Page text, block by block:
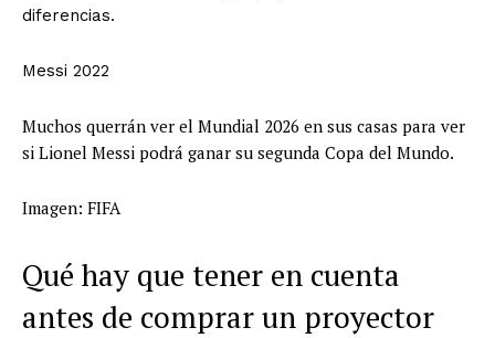
diferencias.
Messi 2022
Muchos querrán ver el Mundial 2026 en sus casas para ver
si Lionel Messi podrá ganar su segunda Copa del Mundo.
Imagen: FIFA
Qué hay que tener en cuenta
antes de comprar un proyector